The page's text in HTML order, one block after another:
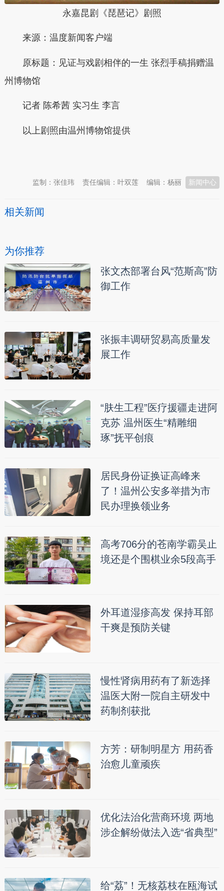
永嘉昆剧《琵琶记》剧照
来源：温度新闻客户端
原标题： 见证与戏剧相伴的一生 张烈手稿捐赠温
州博物馆
记者 陈希茜 实习生 李言
以上剧照由温州博物馆提供
新闻中心
编辑：杨丽
责任编辑：叶双莲
监制：张佳玮
相关新闻
为你推荐
张文杰部署台风“范斯高”防
御工作
张振丰调研贸易高质量发
展工作
“肤生工程”医疗援疆走进阿
克苏 温州医生“精雕细
琢”抚平创痕
居民身份证换证高峰来
了！温州公安多举措为市
民办理换领业务
高考706分的苍南学霸吴止
境还是个围棋业余5段高手
外耳道湿疹高发 保持耳部
干爽是预防关键
慢性肾病用药有了新选择
温医大附一院自主研发中
药制剂获批
方芳：研制明星方 用药香
治愈儿童顽疾
优化法治化营商环境 两地
涉企解纷做法入选“省典型”
给“荔”！无核荔枝在瓯海试